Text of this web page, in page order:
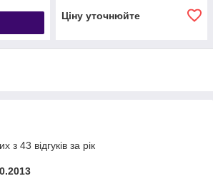
Ціну уточнюйте
з 43 відгуків за рік